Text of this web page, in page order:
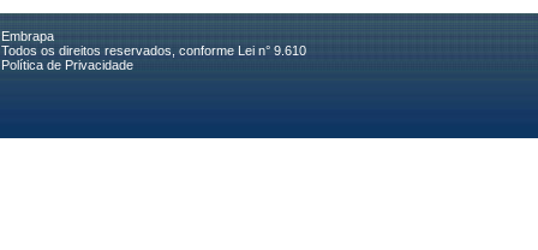
Embrapa
Todos os direitos reservados, conforme Lei n° 9.610
Política de Privacidade